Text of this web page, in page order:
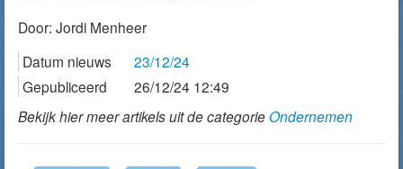
Door: Jordi Menheer
Datum nieuws
23/12/24
Gepubliceerd
26/12/24 12:49
Bekijk hier meer artikels uit de categorieOndernemen